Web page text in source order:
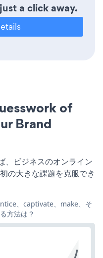
a click away.
of
Brand
ビジネスのオンライン
の大きな課題を克服でき
、captivate、make、そ
方法は？